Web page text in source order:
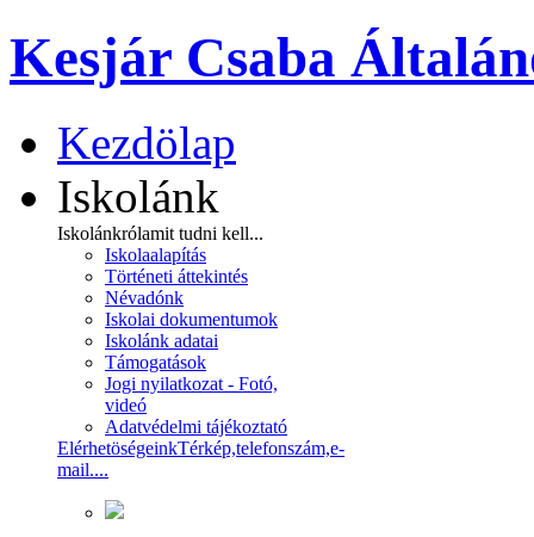
Kesjár Csaba
Kezdölap
Iskolánk
Iskolánkrólamit tudni kell...
Iskolaalapítás
Történeti áttekintés
Névadónk
Iskolai dokumentumok
Iskolánk adatai
Támogatások
Jogi nyilatkozat - Fotó,
videó
Adatvédelmi tájékoztató
ElérhetöségeinkTérkép,telefonszám,e-
mail....